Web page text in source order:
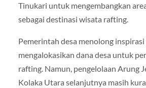
Tinukari untuk mengembangkan
sebagai destinasi wisata rafting.
Pemerintah desa menolong inspirasi
mengalokasikan dana desa untuk
rafting. Namun, pengelolaan Arung
Kolaka Utara selanjutnya masih